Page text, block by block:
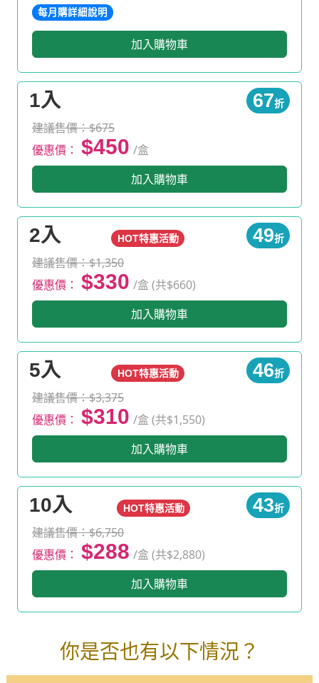
每月購詳細說明
加入購物車
1入 67折
建議售價：$675
優惠價： $450 /盒
加入購物車
2入 HOT特惠活動 49折
建議售價：$1,350
優惠價： $330 /盒 (共$660)
加入購物車
5入 HOT特惠活動 46折
建議售價：$3,375
優惠價： $310 /盒 (共$1,550)
加入購物車
10入 HOT特惠活動 43折
建議售價：$6,750
優惠價： $288 /盒 (共$2,880)
加入購物車
你是否也有以下情況？